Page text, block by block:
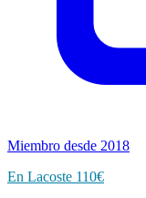
Miembro desde 2018
En Lacoste 110€